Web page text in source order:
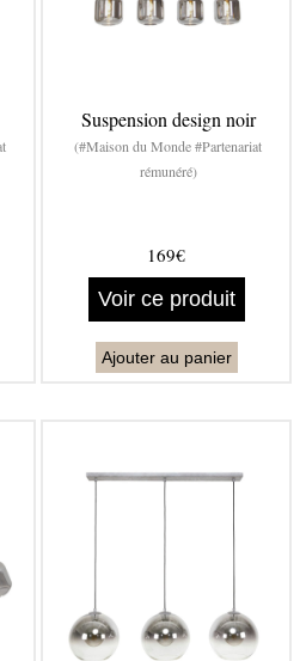
Suspension design noir
(#Maison du Monde #Partenariat
rémunéré)
169€
Voir ce produit
Ajouter au panier